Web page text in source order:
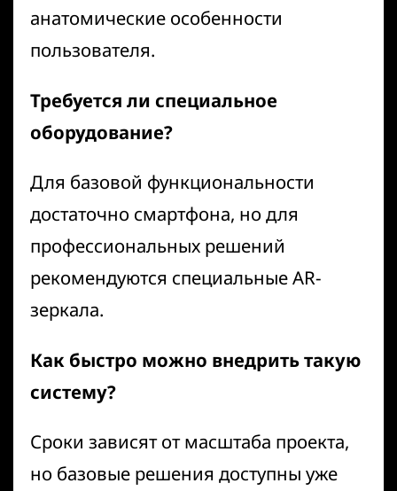
анатомические особенности
пользователя.
Требуется ли специальное
оборудование?
Для базовой функциональности
достаточно смартфона, но для
профессиональных решений
рекомендуются специальные AR-
зеркала.
Как быстро можно внедрить такую
систему?
Сроки зависят от масштаба проекта,
но базовые решения доступны уже